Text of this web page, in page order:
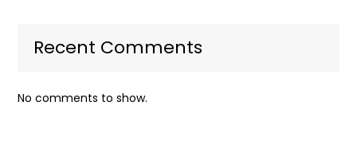
Recent Comments
No comments to show.